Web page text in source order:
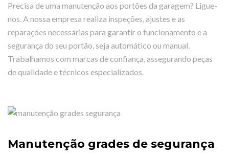
Precisa de uma manutenção aos portões da garagem? Ligue-
nos. A nossa empresa realiza inspeções, ajustes e as
reparações necessárias para garantir o funcionamento e a
segurança do seu portão, seja automático ou manual.
Trabalhamos com marcas de confiança, assegurando peças
de qualidade e técnicos especializados.
Manutenção grades de segurança